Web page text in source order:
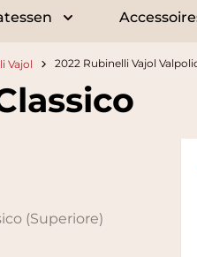
for Geschenken
Toggle submenu
Vajol 2022 Rubinelli Vajol
(Superiore)